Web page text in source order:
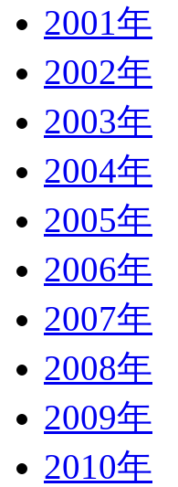
2001年
2002年
2003年
2004年
2005年
2006年
2007年
2008年
2009年
2010年